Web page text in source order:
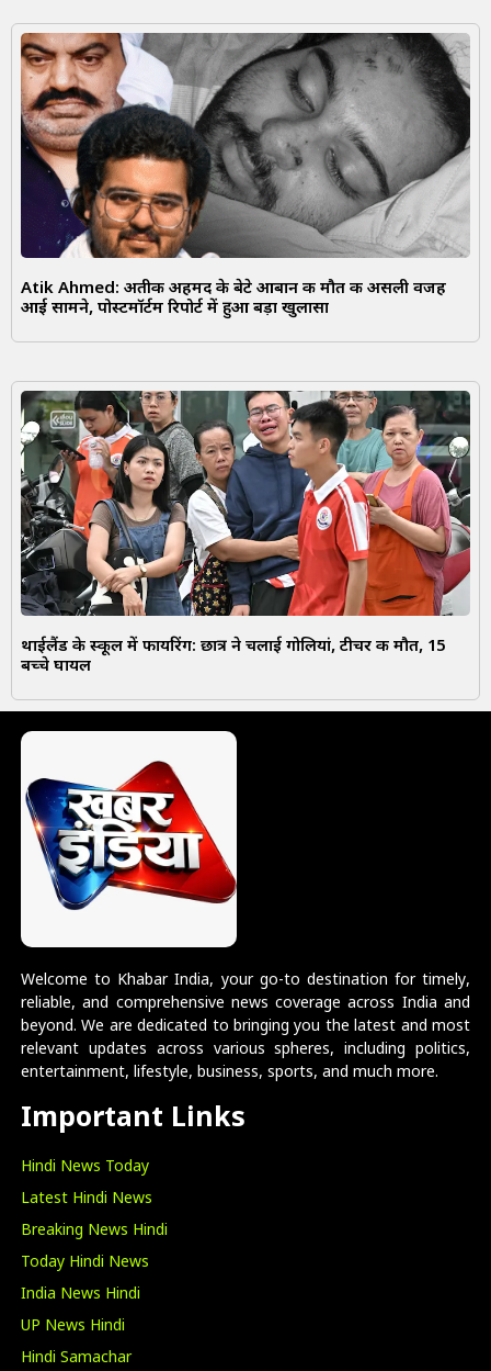
Atik Ahmed: अतीक अहमद के बेटे आबान की मौत की असली वजह
आई सामने, पोस्टमॉर्टम रिपोर्ट में हुआ बड़ा खुलासा
थाईलैंड के स्कूल में फायरिंग: छात्र ने चलाई गोलियां, टीचर की मौत, 15
बच्चे घायल
Welcome to Khabar India, your go-to destination for timely,
reliable, and comprehensive news coverage across India and
beyond. We are dedicated to bringing you the latest and most
relevant updates across various spheres, including politics,
entertainment, lifestyle, business, sports, and much more.
Important Links
Hindi News Today
Latest Hindi News
Breaking News Hindi
Today Hindi News
India News Hindi
UP News Hindi
Hindi Samachar